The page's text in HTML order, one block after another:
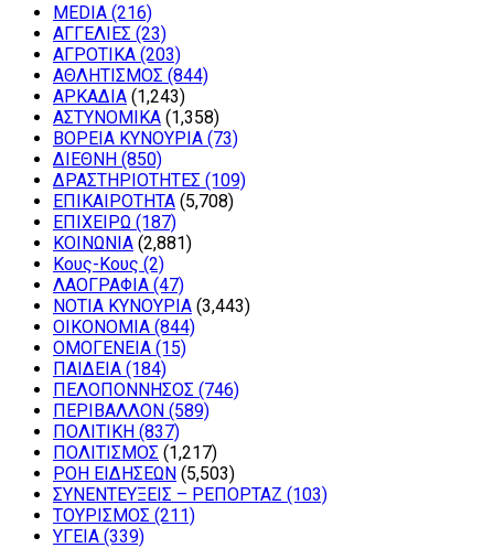
MEDIA (216)
ΑΓΓΕΛΙΕΣ (23)
ΑΓΡΟΤΙΚΑ (203)
ΑΘΛΗΤΙΣΜΟΣ (844)
ΑΡΚΑΔΙΑ (1,243)
ΑΣΤΥΝΟΜΙΚΑ (1,358)
ΒΟΡΕΙΑ ΚΥΝΟΥΡΙΑ (73)
ΔΙΕΘΝΗ (850)
ΔΡΑΣΤΗΡΙΟΤΗΤΕΣ (109)
ΕΠΙΚΑΙΡΟΤΗΤΑ (5,708)
ΕΠΙΧΕΙΡΩ (187)
ΚΟΙΝΩΝΙΑ (2,881)
Κους-Κους (2)
ΛΑΟΓΡΑΦΙΑ (47)
ΝΟΤΙΑ ΚΥΝΟΥΡΙΑ (3,443)
ΟΙΚΟΝΟΜΙΑ (844)
ΟΜΟΓΕΝΕΙΑ (15)
ΠΑΙΔΕΙΑ (184)
ΠΕΛΟΠΟΝΝΗΣΟΣ (746)
ΠΕΡΙΒΑΛΛΟΝ (589)
ΠΟΛΙΤΙΚΗ (837)
ΠΟΛΙΤΙΣΜΟΣ (1,217)
ΡΟΗ ΕΙΔΗΣΕΩΝ (5,503)
ΣΥΝΕΝΤΕΥΞΕΙΣ – ΡΕΠΟΡΤΑΖ (103)
ΤΟΥΡΙΣΜΟΣ (211)
ΥΓΕΙΑ (339)